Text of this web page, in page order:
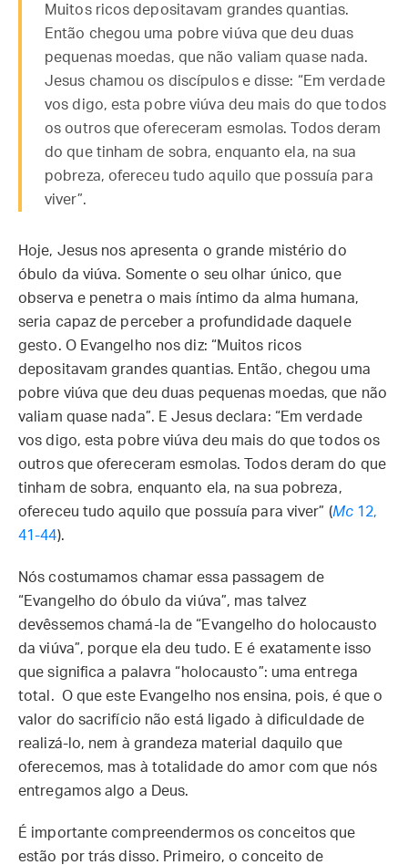
Muitos ricos depositavam grandes quantias.
Então chegou uma pobre viúva que deu duas
pequenas moedas, que não valiam quase nada.
Jesus chamou os discípulos e disse: “Em verdade
vos digo, esta pobre viúva deu mais do que todos
os outros que ofereceram esmolas. Todos deram
do que tinham de sobra, enquanto ela, na sua
pobreza, ofereceu tudo aquilo que possuía para
viver”.
Hoje, Jesus nos apresenta o grande mistério do
óbulo da viúva. Somente o seu olhar único, que
observa e penetra o mais íntimo da alma humana,
seria capaz de perceber a profundidade daquele
gesto. O Evangelho nos diz: “Muitos ricos
depositavam grandes quantias. Então, chegou uma
pobre viúva que deu duas pequenas moedas, que não
valiam quase nada”. E Jesus declara: “Em verdade
vos digo, esta pobre viúva deu mais do que todos os
outros que ofereceram esmolas. Todos deram do que
tinham de sobra, enquanto ela, na sua pobreza,
ofereceu tudo aquilo que possuía para viver” (Mc12,
41-44).
Nós costumamos chamar essa passagem de
“Evangelho do óbulo da viúva”, mas talvez
devêssemos chamá-la de “Evangelho do holocausto
da viúva”, porque ela deu tudo. E é exatamente isso
que significa a palavra “holocausto”: uma entrega
total. O que este Evangelho nos ensina, pois, é que o
valor do sacrifício não está ligado à dificuldade de
realizá-lo, nem à grandeza material daquilo que
oferecemos, mas à totalidade do amor com que nós
entregamos algo a Deus.
É importante compreendermos os conceitos que
estão por trás disso. Primeiro, o conceito de